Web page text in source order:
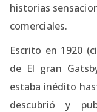
historias
comerciales.
Escrito en 1920
de El gran
estaba inédito
descubrió y